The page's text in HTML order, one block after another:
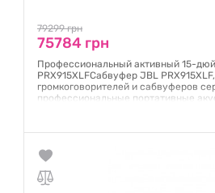
79299 грн
75784 грн
Профессиональный активный 15-
PRX915XLFСабвуфер JBL
громкоговорителей и сабвуферов
профессиональные портативные